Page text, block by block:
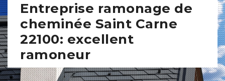
Entreprise ramonage de
cheminée Saint Carne
22100: excellent
ramoneur